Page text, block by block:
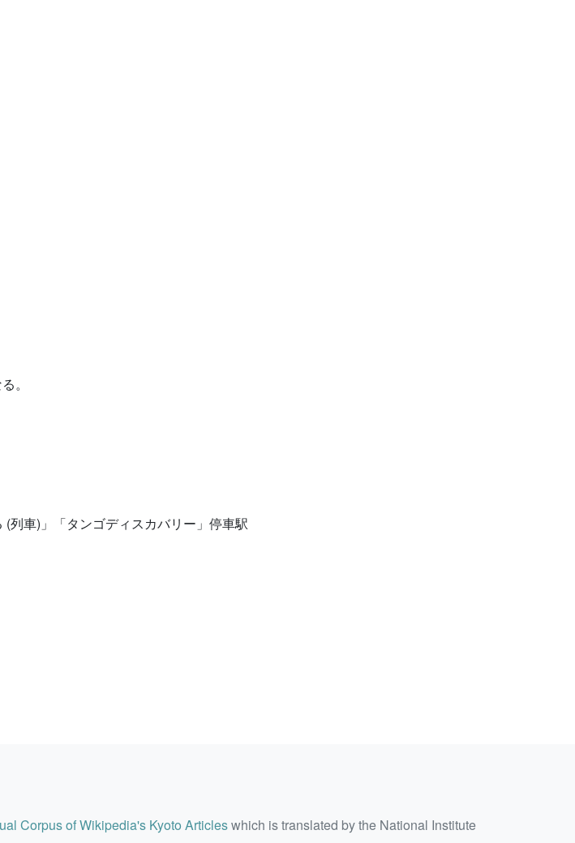
。
列車)」「タンゴディスカバリー」停車駅
Corpus of Wikipedia's Kyoto Articleswhich is translated by the National Institute